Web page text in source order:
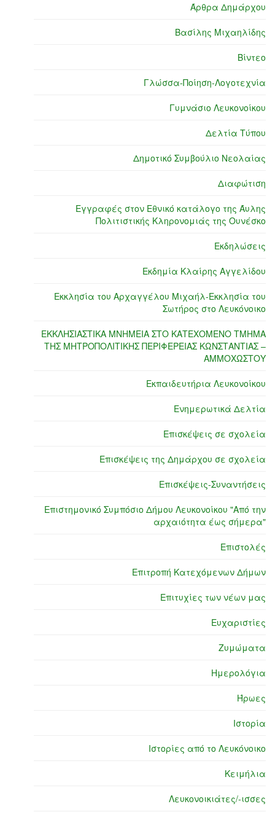
Άρθρα Δημάρχου
Βασίλης Μιχαηλίδης
Βίντεο
Γλώσσα-Ποίηση-Λογοτεχνία
Γυμνάσιο Λευκονοίκου
Δελτία Τύπου
Δημοτικό Συμβούλιο Νεολαίας
Διαφώτιση
Εγγραφές στον Εθνικό κατάλογο της Άυλης
Πολιτιστικής Κληρονομιάς της Ουνέσκο
Εκδηλώσεις
Εκδημία Κλαίρης Αγγελίδου
Εκκλησία του Αρχαγγέλου Μιχαήλ-Εκκλησία του
Σωτήρος στο Λευκόνοικο
ΕΚΚΛΗΣΙΑΣΤΙΚΑ ΜΝΗΜΕΙΑ ΣΤΟ ΚΑΤΕΧΟΜΕΝΟ ΤΜΗΜΑ
ΤΗΣ ΜΗΤΡΟΠΟΛΙΤΙΚΗΣ ΠΕΡΙΦΕΡΕΙΑΣ ΚΩΝΣΤΑΝΤΙΑΣ –
ΑΜΜΟΧΩΣΤΟΥ
Εκπαιδευτήρια Λευκονοίκου
Ενημερωτικά Δελτία
Επισκέψεις σε σχολεία
Επισκέψεις της Δημάρχου σε σχολεία
Επισκέψεις-Συναντήσεις
Επιστημονικό Συμπόσιο Δήμου Λευκονοίκου "Από την
αρχαιότητα έως σήμερα"
Επιστολές
Επιτροπή Κατεχόμενων Δήμων
Επιτυχίες των νέων μας
Ευχαριστίες
Ζυμώματα
Ημερολόγια
Ήρωες
Ιστορία
Ιστορίες από το Λευκόνοικο
Κειμήλια
Λευκονοικιάτες/-ισσες